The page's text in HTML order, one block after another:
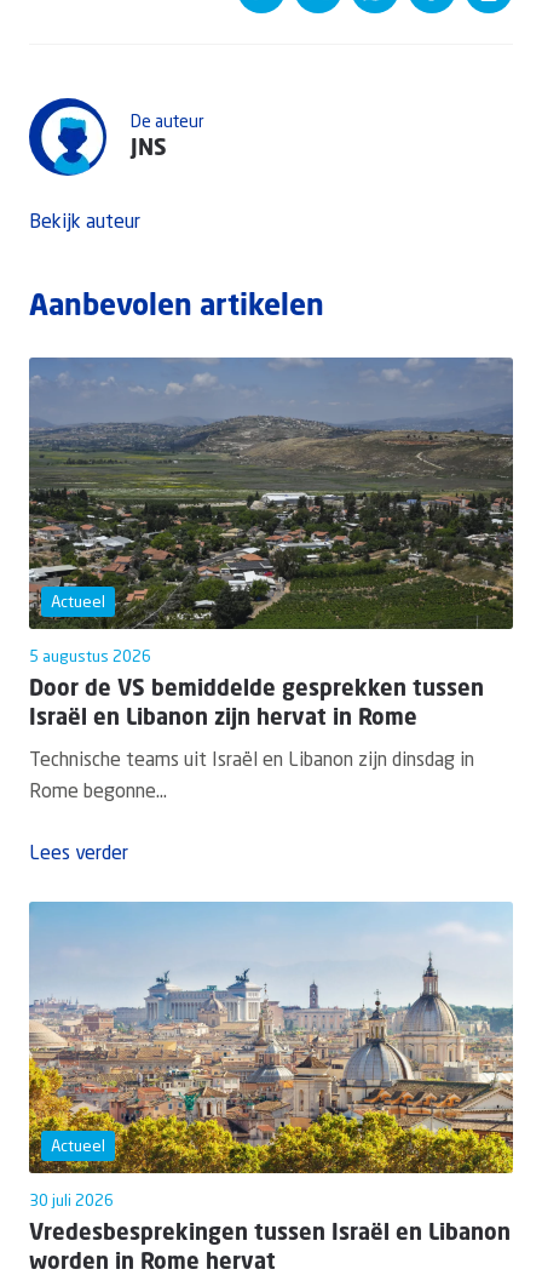
De auteur
JNS
Bekijk auteur
Aanbevolen artikelen
Actueel
5 augustus 2026
Door de VS bemiddelde gesprekken tussen
Israël en Libanon zijn hervat in Rome
Technische teams uit Israël en Libanon zijn dinsdag in
Rome begonne...
Lees verder
Actueel
30 juli 2026
Vredesbesprekingen tussen Israël en Libanon
worden in Rome hervat